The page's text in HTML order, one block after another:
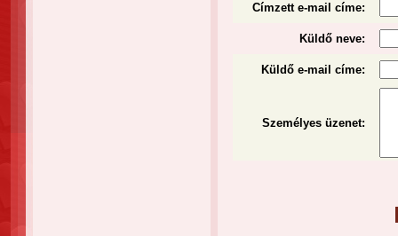
Címzett e-mail címe:
Küldő neve:
Küldő e-mail címe:
Személyes üzenet: